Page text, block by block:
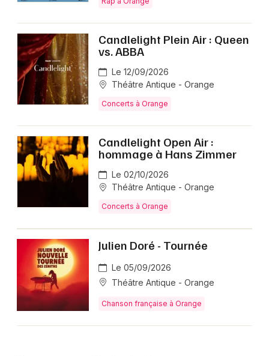
Candlelight Plein Air : Queen
vs. ABBA
Le 12/09/2026
Théâtre Antique - Orange
Concerts à Orange
Candlelight Open Air :
hommage à Hans Zimmer
Le 02/10/2026
Théâtre Antique - Orange
Concerts à Orange
Julien Doré - Tournée
Le 05/09/2026
Théâtre Antique - Orange
Chanson française à Orange